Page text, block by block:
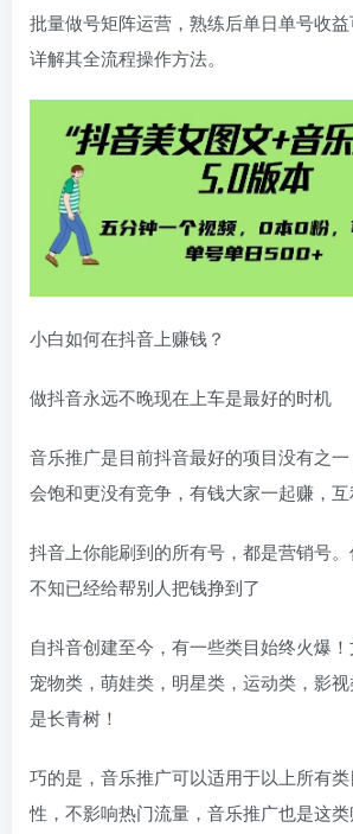
批量做号矩阵运营，熟练后单日单号收
详解其全流程操作方法。
小白如何在抖音上赚钱？
做抖音永远不晚现在上车是最好的时机
音乐推广是目前抖音最好的项目没有之
会饱和更没有竞争，有钱大家一起赚，互
抖音上你能刷到的所有号，都是营销号
不知已经给帮别人把钱挣到了
自抖音创建至今，有一些类目始终火爆！
宠物类，萌娃类，明星类，运动类，影
是长青树！
巧的是，音乐推广可以适用于以上所有
性，不影响热门流量，音乐推广也是这